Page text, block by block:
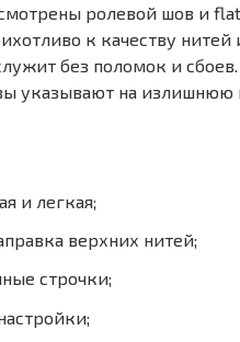
ролевой шов и
к качеству
без поломок и
указывают на излишнюю
и легкая;
верхних нитей;
строчки;